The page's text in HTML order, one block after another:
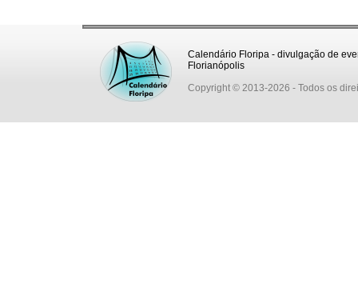
Calendário Floripa - divulgação de
Florianópolis
Copyright © 2013-2026 - Todos os